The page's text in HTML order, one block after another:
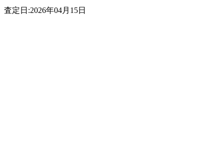
査定日:2026年04月15日